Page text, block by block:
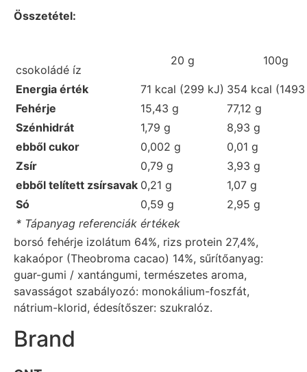
Összetétel:
csokoládé íz
20 g 100g
Energia érték 71 kcal (299 kJ) 354 kcal
Fehérje
15,43 g
77,12 g
Szénhidrát
1,79 g
8,93 g
ebből cukor
0,002 g
0,01 g
Zsír
0,79 g
3,93 g
ebből telített zsírsavak 0,21 g
1,07 g
Só
0,59 g
2,95 g
* Tápanyag referenciák értékek
borsó fehérje izolátum 64%, rizs protein 27,4%,
kakaópor (Theobroma cacao) 14%, sűrítőanyag:
guar-gumi / xantángumi, természetes aroma,
savasságot szabályozó: monokálium-foszfát,
nátrium-klorid, édesítőszer: szukralóz.
Brand